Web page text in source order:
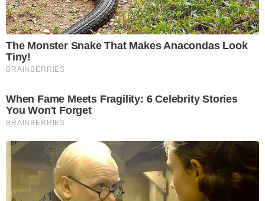
The Monster Snake That Makes Anacondas Look
Tiny!
BRAINBERRIES
When Fame Meets Fragility: 6 Celebrity Stories
You Won't Forget
BRAINBERRIES